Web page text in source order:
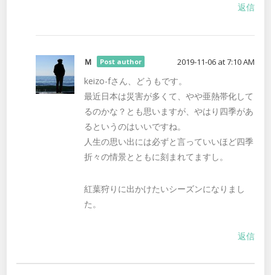
返信
Ｍ Post author 2019-11-06 at 7:10 AM
keizo-fさん、どうもです。
最近日本は災害が多くて、やや亜熱帯化して
るのかな？とも思いますが、やはり四季があ
るというのはいいですね。
人生の思い出には必ずと言っていいほど四季
折々の情景とともに刻まれてますし。
紅葉狩りに出かけたいシーズンになりまし
た。
返信